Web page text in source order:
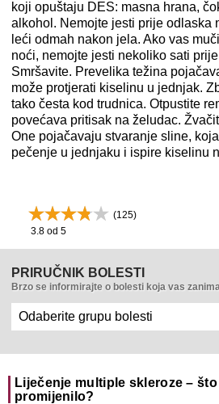
koji opuštaju DES: masna hrana,
alkohol. Nemojte jesti prije odlaska
leći odmah nakon jela. Ako vas
noći, nemojte jesti nekoliko sati
Smršavite. Prevelika težina
može protjerati kiselinu u jednjak.
tako česta kod trudnica. Otpustite
povećava pritisak na želudac.
One pojačavaju stvaranje sline,
pečenje u jednjaku i ispire kiselinu
(125)
3.8 od 5
PRIRUČNIK BOLESTI
Brzo se informirajte o bolesti koja vas
Liječenje multiple skleroze –
promijenilo?